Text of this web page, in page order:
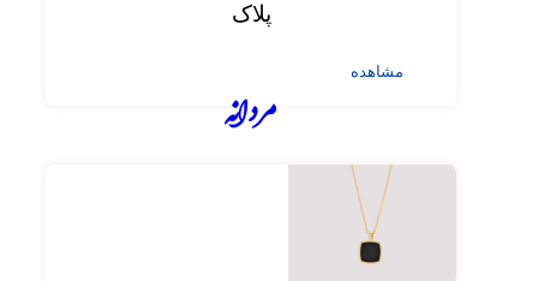
پلاک
مشاهده
مردانه